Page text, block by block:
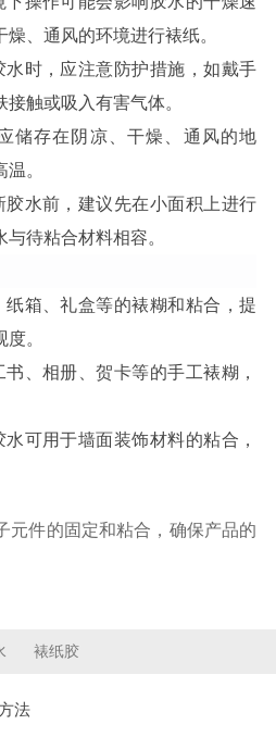
、通风的环境进行裱纸。
水时，应注意防护措施，如戴手
触或吸入有害气体。
储存在阴凉、干燥、通风的地
。
胶水前，建议先在小面积上进行
待粘合材料相容。
纸箱、礼盒等的裱糊和粘合，提
。
书、相册、贺卡等的手工裱糊，
水可用于墙面装饰材料的粘合，
元件的固定和粘合，确保产品的
裱纸胶
法